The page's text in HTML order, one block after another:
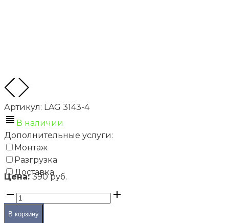
Террасы и улица
Лаги
Лага алюминиевая HILST Joist Slim 50х20х4000мм
Артикул: LAG 3143-4
В наличии
Дополнительные услуги:
Монтаж
Разгрузка
Доставка
Цена:390 руб.
В корзину